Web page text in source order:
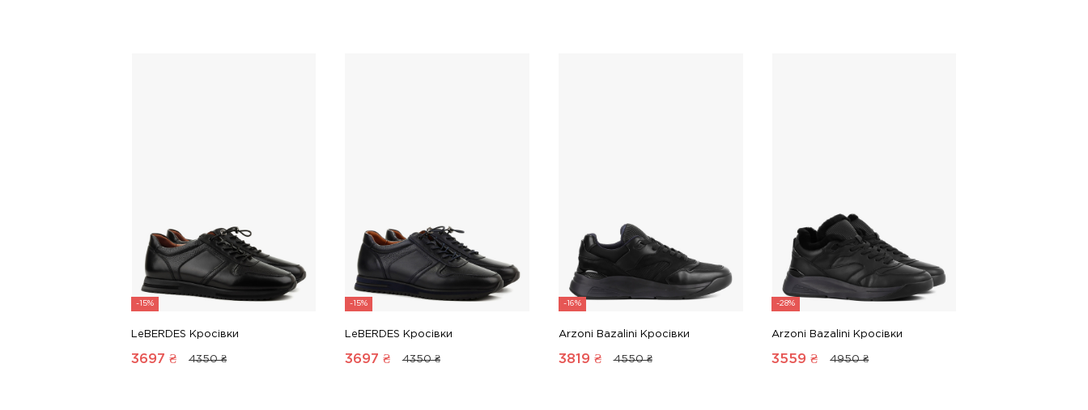
-15%
LeBERDES Кросівки
3697 ₴ 4350 ₴
-15%
LeBERDES Кросівки
3697 ₴ 4350 ₴
-16%
Arzoni Bazalini Кросівки
3819 ₴ 4550 ₴
-28%
Arzoni Bazalini Кросівки
3559 ₴ 4950 ₴